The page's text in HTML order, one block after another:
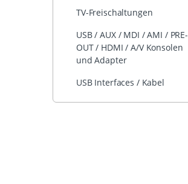
TV-Freischaltungen
USB / AUX / MDI / AMI / PRE-
OUT / HDMI / A/V Konsolen
und Adapter
USB Interfaces / Kabel